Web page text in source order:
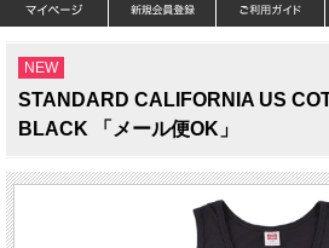
NEW
STANDARD CALIFORNIA US
BLACK 「メール便OK」